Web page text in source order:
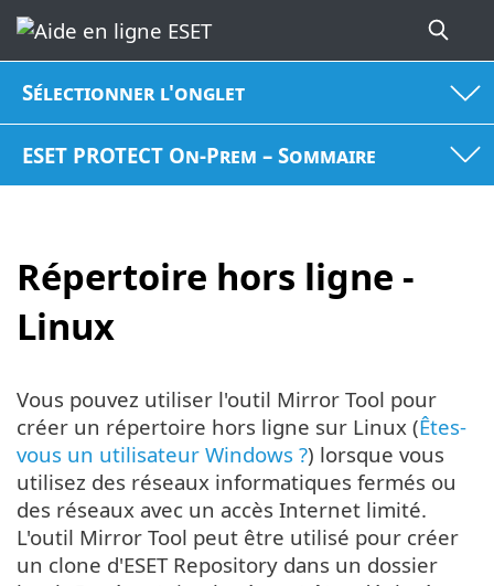
Sélectionner l'onglet
ESET PROTECT On-Prem – Sommaire
Répertoire hors ligne -
Linux
Vous pouvez utiliser l'outil Mirror Tool pour
créer un répertoire hors ligne sur Linux (Êtes-
vous un utilisateur Windows ?) lorsque vous
utilisez des réseaux informatiques fermés ou
des réseaux avec un accès Internet limité.
L'outil Mirror Tool peut être utilisé pour créer
un clone d'ESET Repository dans un dossier